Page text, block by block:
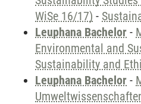
WiSe 16/17) -
Leuphana Bachelor -
Environmental and
Sustainability and
Leuphana Bachelor -